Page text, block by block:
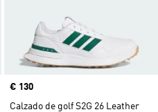
Precio
€ 130
Calzado de golf S2G 26 Leather